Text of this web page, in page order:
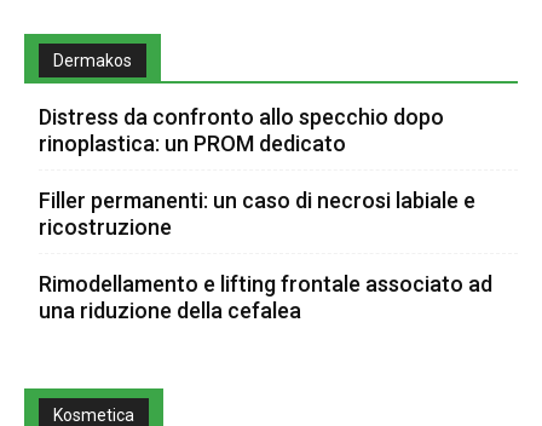
Dermakos
Distress da confronto allo specchio dopo
rinoplastica: un PROM dedicato
Filler permanenti: un caso di necrosi labiale e
ricostruzione
Rimodellamento e lifting frontale associato ad
una riduzione della cefalea
Kosmetica